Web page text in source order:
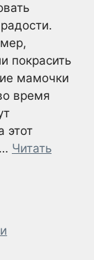
покрасить
мамочки
время
этот
Читать